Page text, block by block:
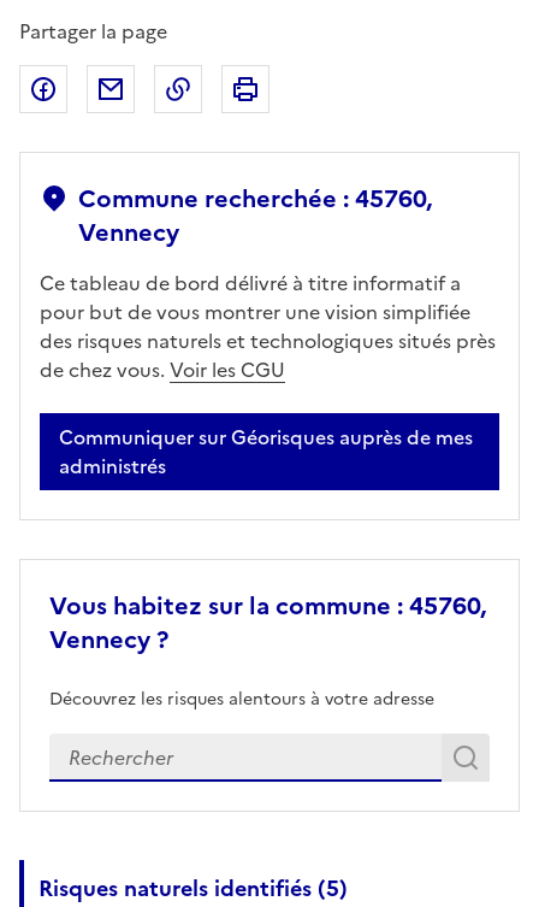
Partager la page
Partager sur Facebook
Partager par emailCopier dans le presse-papier
Commune recherchée : 45760,
Vennecy
Ce tableau de bord délivré à titre informatif a
pour but de vous montrer une vision simplifiée
des risques naturels et technologiques situés près
de chez vous. Voir les CGU
Communiquer sur Géorisques auprès de mes
administrés
Vous habitez sur la commune : 45760,
Vennecy ?
Découvrez les risques alentours à votre adresse
Veuillez renseigner votre adresse exacte
Risques naturels identifiés (5)